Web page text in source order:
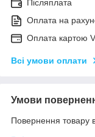
Післяплата
Оплата на
Оплата картою
Всі умови оплати
Умови
Повернення товару